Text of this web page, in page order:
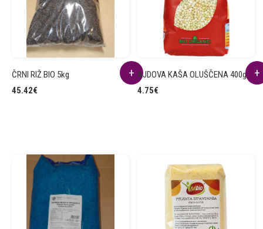
ČRNI RIŽ BIO 5kg
45.42€
AJDOVA KAŠA OLUŠČENA 400g
4.75€